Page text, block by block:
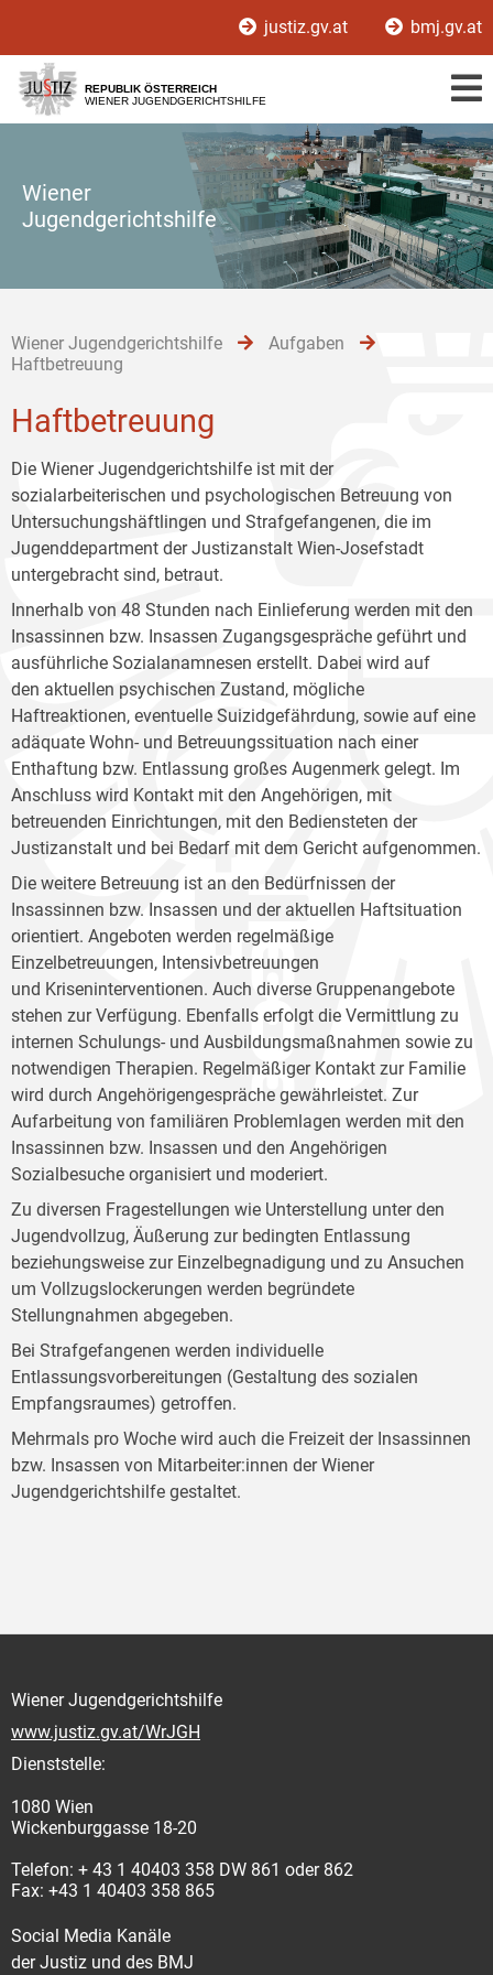
[1]
[2]
[3]
justiz.gv.at bmj.gv.at
REPUBLIK ÖSTERREICH
WIENER JUGENDGERICHTSHILFE
Wiener
Jugendgerichtshilfe
Wiener Jugendgerichtshilfe
Aufgaben
Haftbetreuung
Haftbetreuung
Die Wiener Jugendgerichtshilfe ist mit der
sozialarbeiterischen und psychologischen Betreuung von
Untersuchungshäftlingen und Strafgefangenen, die im
Jugenddepartment der Justizanstalt Wien-Josefstadt
untergebracht sind, betraut.
Innerhalb von 48 Stunden nach Einlieferung werden mit den
Insassinnen bzw. Insassen Zugangsgespräche geführt und
ausführliche Sozialanamnesen erstellt. Dabei wird auf
den aktuellen psychischen Zustand, mögliche
Haftreaktionen, eventuelle Suizidgefährdung, sowie auf eine
adäquate Wohn- und Betreuungssituation nach einer
Enthaftung bzw. Entlassung großes Augenmerk gelegt. Im
Anschluss wird Kontakt mit den Angehörigen, mit
betreuenden Einrichtungen, mit den Bediensteten der
Justizanstalt und bei Bedarf mit dem Gericht aufgenommen.
Die weitere Betreuung ist an den Bedürfnissen der
Insassinnen bzw. Insassen und der aktuellen Haftsituation
orientiert. Angeboten werden regelmäßige
Einzelbetreuungen, Intensivbetreuungen
und Kriseninterventionen. Auch diverse Gruppenangebote
stehen zur Verfügung. Ebenfalls erfolgt die Vermittlung zu
internen Schulungs- und Ausbildungsmaßnahmen sowie zu
notwendigen Therapien. Regelmäßiger Kontakt zur Familie
wird durch Angehörigengespräche gewährleistet. Zur
Aufarbeitung von familiären Problemlagen werden mit den
Insassinnen bzw. Insassen und den Angehörigen
Sozialbesuche organisiert und moderiert.
Zu diversen Fragestellungen wie Unterstellung unter den
Jugendvollzug, Äußerung zur bedingten Entlassung
beziehungsweise zur Einzelbegnadigung und zu Ansuchen
um Vollzugslockerungen werden begründete
Stellungnahmen abgegeben.
Bei Strafgefangenen werden individuelle
Entlassungsvorbereitungen (Gestaltung des sozialen
Empfangsraumes) getroffen.
Mehrmals pro Woche wird auch die Freizeit der Insassinnen
bzw. Insassen von Mitarbeiter:innen der Wiener
Jugendgerichtshilfe gestaltet.
Wiener Jugendgerichtshilfe
www.justiz.gv.at/WrJGH
Dienststelle:
1080 Wien
Wickenburggasse 18-20
Telefon: + 43 1 40403 358 DW 861 oder 862
Fax: +43 1 40403 358 865
Social Media Kanäle
der Justiz und des BMJ